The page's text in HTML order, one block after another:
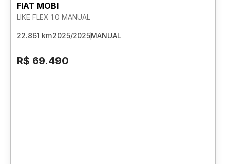
FIAT MOBI
LIKE FLEX 1.0 MANUAL
22.861 km2025/2025MANUAL
R$ 69.490